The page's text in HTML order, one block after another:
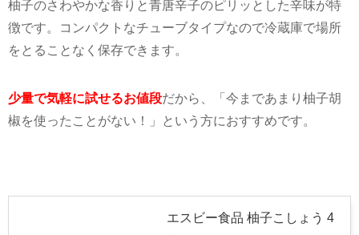
柚子のさわやかな香りと青唐辛子のピリッとした辛味が特
徴です。コンパクトなチューブタイプなので冷蔵庫で場所
をとることなく保存できます。
少量で気軽に試せるお値段だから、「今まであまり柚子胡
椒を使ったことがない！」という方におすすめです。
エスビー食品 柚子こしょう 4